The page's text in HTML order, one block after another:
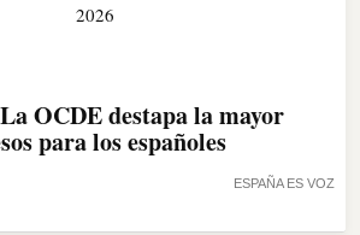
ESPAÑA ES VOZ
OCDE destapa la mayor
para los españoles